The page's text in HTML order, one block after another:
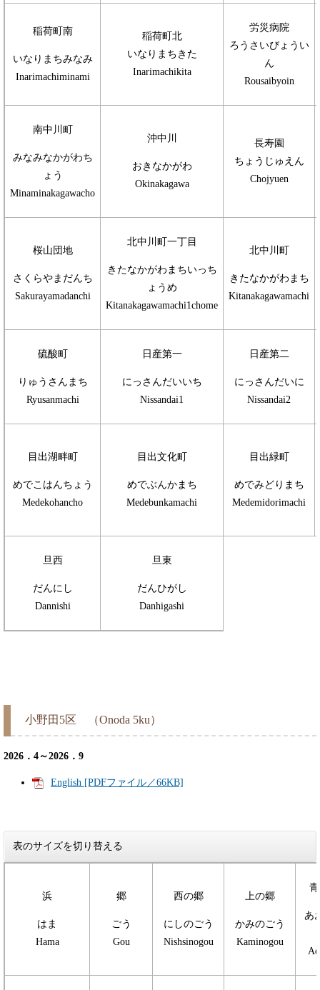
稲荷町南
いなりまちみなみ
Inarimachiminami
稲荷町北
いなりまちきた
Inarimachikita
労災病院
ろうさいびょうい
ん
Rousaibyoin
南中川町
みなみなかがわち
ょう
Minaminakagawacho
沖中川
おきなかがわ
Okinakagawa
長寿園
ちょうじゅえん
Chojyuen
桜山団地
さくらやまだんち
Sakurayamadanchi
北中川町一丁目
きたなかがわまちいっち
ょうめ
Kitanakagawamachi1chome
北中川町
きたなかがわまち
Kitanakagawamachi
硫酸町
りゅうさんまち
Ryusanmachi
日産第一
にっさんだいいち
Nissandai1
日産第二
にっさんだいに
Nissandai2
目出湖畔町
めでこはんちょう
Medekohancho
目出文化町
めでぶんかまち
Medebunkamachi
目出緑町
めでみどりまち
Medemidorimachi
旦西
だんにし
Dannishi
旦東
だんひがし
Danhigashi
小野田5区 （Onoda 5ku）
2026．4～2026．9
English [PDFファイル／66KB]
表のサイズを切り替える
浜
はま
Hama
郷
ごう
Gou
西の郷
にしのごう
Nishsinogou
上の郷
かみのごう
Kaminogou
あ